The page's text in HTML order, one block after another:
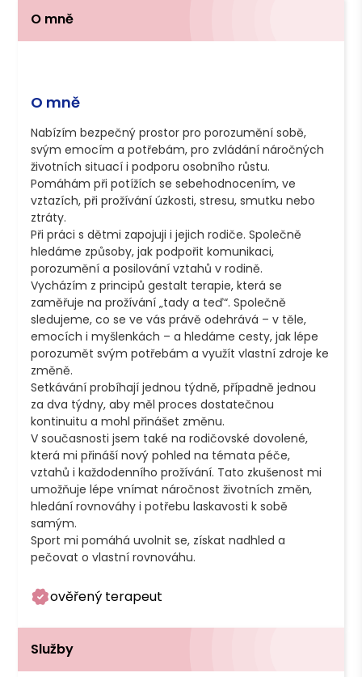
O mně
O mně
Nabízím bezpečný prostor pro porozumění sobě,
svým emocím a potřebám, pro zvládání náročných
životních situací i podporu osobního růstu.
Pomáhám při potížích se sebehodnocením, ve
vztazích, při prožívání úzkosti, stresu, smutku nebo
ztráty.
Při práci s dětmi zapojuji i jejich rodiče. Společně
hledáme způsoby, jak podpořit komunikaci,
porozumění a posilování vztahů v rodině.
Vycházím z principů gestalt terapie, která se
zaměřuje na prožívání „tady a teď“. Společně
sledujeme, co se ve vás právě odehrává – v těle,
emocích i myšlenkách – a hledáme cesty, jak lépe
porozumět svým potřebám a využít vlastní zdroje ke
změně.
Setkávání probíhají jednou týdně, případně jednou
za dva týdny, aby měl proces dostatečnou
kontinuitu a mohl přinášet změnu.
V současnosti jsem také na rodičovské dovolené,
která mi přináší nový pohled na témata péče,
vztahů i každodenního prožívání. Tato zkušenost mi
umožňuje lépe vnímat náročnost životních změn,
hledání rovnováhy i potřebu laskavosti k sobě
samým.
Sport mi pomáhá uvolnit se, získat nadhled a
pečovat o vlastní rovnováhu.
ověřený terapeut
Služby